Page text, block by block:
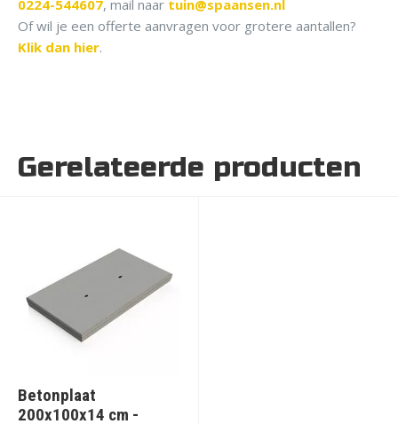
0224-544607, mail naar tuin@spaansen.nl
Of wil je een offerte aanvragen voor grotere aantallen?
Klik dan hier.
Gerelateerde producten
Betonplaat
200x100x14 cm -